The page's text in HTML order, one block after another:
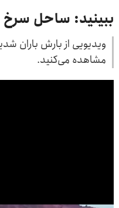
ببینید: ساحل سرخ
ویدیویی از بارش باران
مشاهده می‌کنید.